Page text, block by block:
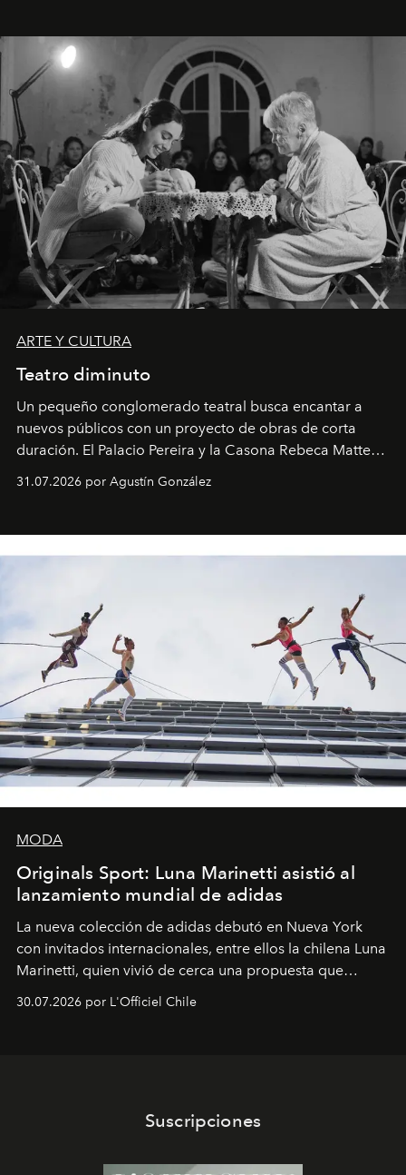
ARTE Y CULTURA
Teatro diminuto
Un pequeño conglomerado teatral busca encantar a
nuevos públicos con un proyecto de obras de corta
duración. El Palacio Pereira y la Casona Rebeca Matte
son algunos de los lugares que han albergado estas
miniobras. Sus puestas en escena son limpias; ponen el
31.07.2026 por Agustín González
MODA
Originals Sport: Luna Marinetti asistió al
lanzamiento mundial de adidas
La nueva colección de adidas debutó en Nueva York
con invitados internacionales, entre ellos la chilena Luna
Marinetti, quien vivió de cerca una propuesta que
fusiona moda y rendimiento.
30.07.2026 por L'Officiel Chile
Suscripciones